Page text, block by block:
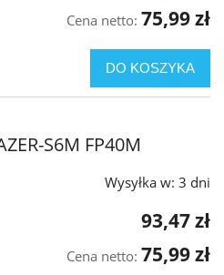
Cena netto: 75,99 zł
DO KOSZYKA
S6M FP40M
Wysyłka w: 3 dni
93,47 zł
Cena netto: 75,99 zł